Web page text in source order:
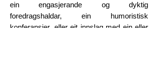
ein engasjerande og dyktig
foredragshaldar, ein humoristisk
konferansier, eller eit innslag med ein eller